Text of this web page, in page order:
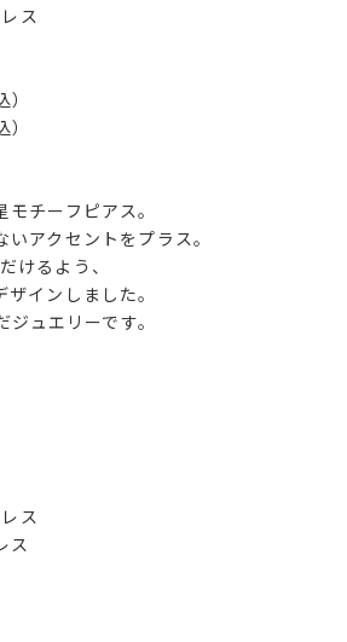
ス
チーフピアス。
アクセントをプラス。
けるよう、
インしました。
ュエリーです。
ス
ス